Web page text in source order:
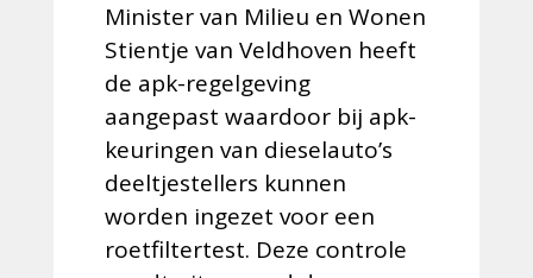
Minister van Milieu en Wonen
Stientje van Veldhoven heeft
de apk-regelgeving
aangepast waardoor bij apk-
keuringen van dieselauto’s
deeltjestellers kunnen
worden ingezet voor een
roetfiltertest. Deze controle